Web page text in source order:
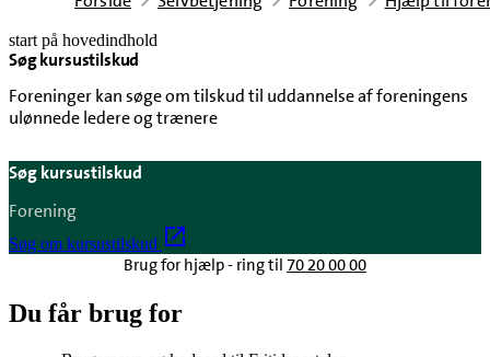
start på hovedindhold
Søg kursustilskud
Foreninger kan søge om tilskud til uddannelse af foreningens
ulønnede ledere og trænere
senest opdateret 13. januar 2025
Søg kursustilskud
Forening
Søg om kursustilskud
Brug for hjælp - ring til 70 20 00 00
Du får brug for